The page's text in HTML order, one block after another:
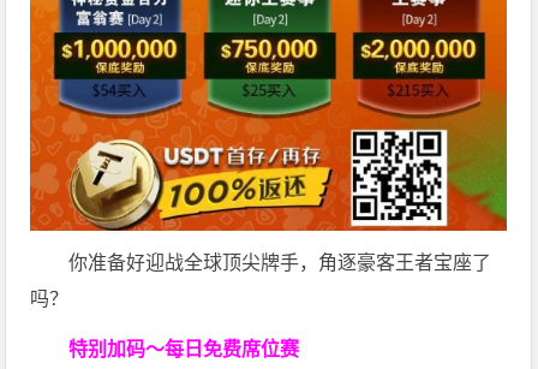
你准备好迎战全球顶尖牌手，角逐豪客王者宝座了
吗？
特别加码～每日免费席位赛